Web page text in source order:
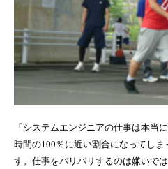
「システムエンジニアの仕事は本当
時間の100％に近い割合になってし
す。仕事をバリバリするのは嫌いで